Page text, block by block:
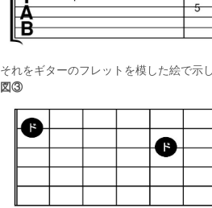
それをギターのフレットを模した絵で示
図③